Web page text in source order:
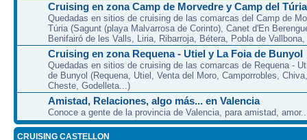
Cruising en zona Camp de Morvedre y Camp del Túria
Quedadas en sitios de cruising de las comarcas del Camp de
Túria (Sagunt (playa Malvarrosa de Corinto), Canet d'En
Benifairó de les Valls, Liria, Ribarroja, Bétera, Pobla de
Cruising en zona Requena - Utiel y La Foia de Bunyol
Quedadas en sitios de cruising de las comarcas de Requena -
de Bunyol (Requena, Utiel, Venta del Moro, Camporrobles,
Cheste, Godelleta...)
Amistad, Relaciones, algo más... en Valencia
Conoce a gente de la provincia de Valencia, para amistad,
CRUISING CASTELLON